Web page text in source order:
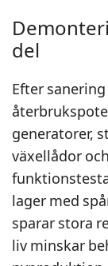
del
Efter
generatorer,
växellådor
lager med
sparar stora
liv minskar